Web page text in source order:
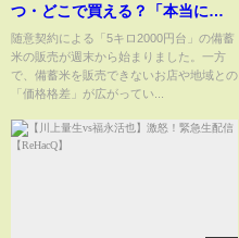
つ・どこで買える？「本当に申
し訳ない…」6500円の離島も
【Nスタ解説】｜
TBS NEWS DIG
随意契約による「5キロ2000円台」の備蓄
米の販売が週末から始まりました。一方
で、備蓄米を販売できないお店や地域との
「価格格差」が広がってい...